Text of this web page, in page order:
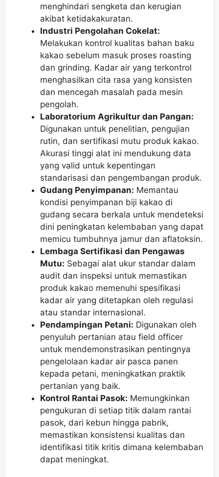
menghindari sengketa dan kerugian
akibat ketidakakuratan.
Industri Pengolahan Cokelat:
Melakukan kontrol kualitas bahan baku
kakao sebelum masuk proses roasting
dan grinding. Kadar air yang terkontrol
menghasilkan cita rasa yang konsisten
dan mencegah masalah pada mesin
pengolah.
Laboratorium Agrikultur dan Pangan:
Digunakan untuk penelitian, pengujian
rutin, dan sertifikasi mutu produk kakao.
Akurasi tinggi alat ini mendukung data
yang valid untuk kepentingan
standarisasi dan pengembangan produk.
Gudang Penyimpanan: Memantau
kondisi penyimpanan biji kakao di
gudang secara berkala untuk mendeteksi
dini peningkatan kelembaban yang dapat
memicu tumbuhnya jamur dan aflatoksin.
Lembaga Sertifikasi dan Pengawas
Mutu: Sebagai alat ukur standar dalam
audit dan inspeksi untuk memastikan
produk kakao memenuhi spesifikasi
kadar air yang ditetapkan oleh regulasi
atau standar internasional.
Pendampingan Petani: Digunakan oleh
penyuluh pertanian atau field officer
untuk mendemonstrasikan pentingnya
pengelolaan kadar air pasca panen
kepada petani, meningkatkan praktik
pertanian yang baik.
Kontrol Rantai Pasok: Memungkinkan
pengukuran di setiap titik dalam rantai
pasok, dari kebun hingga pabrik,
memastikan konsistensi kualitas dan
identifikasi titik kritis dimana kelembaban
dapat meningkat.